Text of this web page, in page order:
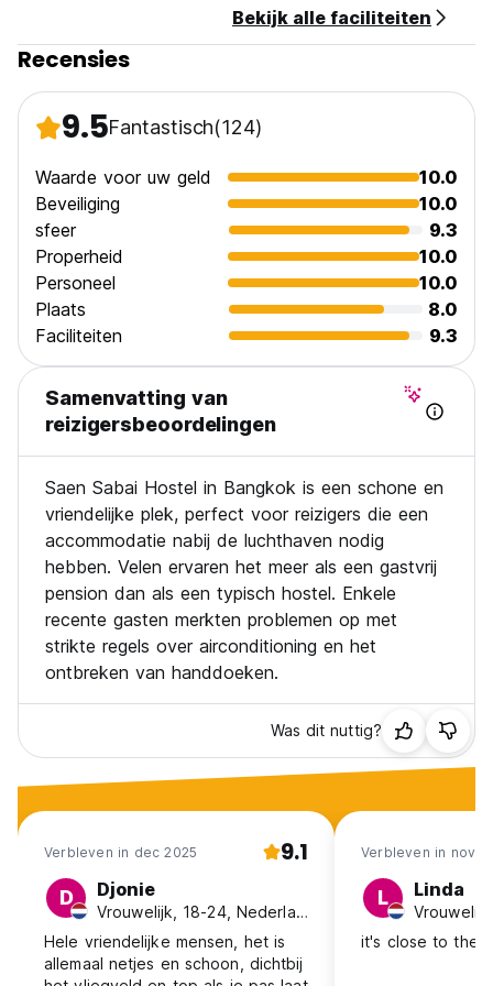
Bekijk alle faciliteiten
Recensies
9.5Fantastisch(124)
Waarde voor uw geld
10.0
Beveiliging
10.0
sfeer
9.3
Properheid
10.0
Personeel
10.0
Plaats
8.0
Faciliteiten
9.3
Samenvatting van
reizigersbeoordelingen
Saen Sabai Hostel in Bangkok is een schone en
vriendelijke plek, perfect voor reizigers die een
accommodatie nabij de luchthaven nodig
hebben. Velen ervaren het meer als een gastvrij
pension dan als een typisch hostel. Enkele
recente gasten merkten problemen op met
strikte regels over airconditioning en het
ontbreken van handdoeken.
Was dit nuttig?
Verbleven in dec 2025 9.1
D Djonie
Vrouwelijk, 18-24, Nederland
Hele vriendelijke mensen, het is
allemaal netjes en schoon, dichtbij
Verbleven in nov
L Linda
it's close to the